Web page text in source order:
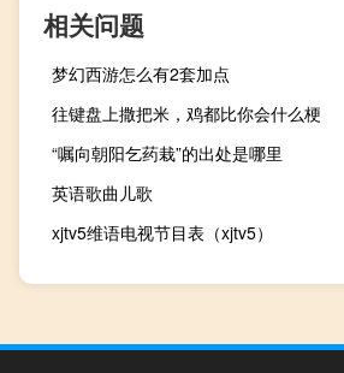
相关问题
梦幻西游怎么有2套加点
往键盘上撒把米，鸡都比你会什么梗
“嘱向朝阳乞药栽”的出处是哪里
英语歌曲儿歌
xjtv5维语电视节目表（xjtv5）